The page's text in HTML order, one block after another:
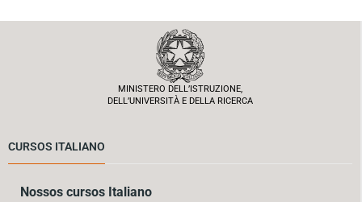
MINISTERO DELL’ISTRUZIONE,
DELL’UNIVERSITÀ E DELLA RICERCA
CURSOS ITALIANO
Nossos cursos Italiano